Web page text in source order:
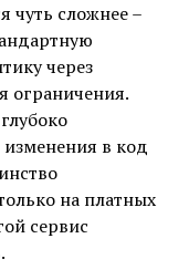
чуть сложнее –
через
ограничения.
изменения в код
на платных
сервис